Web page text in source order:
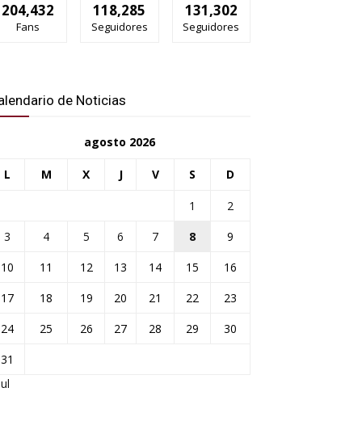
204,432
Fans
118,285
Seguidores
131,302
Seguidores
de Noticias
agosto 2026
L M X J V S D
1
2
3
4 5 6 7 8
9
10
11 12 13 14 15
16
17
18 19 20 21 22
23
24
25 26 27 28 29
30
31